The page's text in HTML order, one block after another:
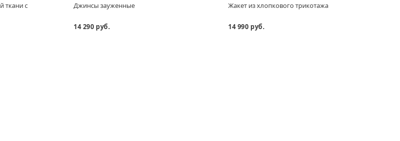
ткани с Джинсы зауженные
14 290 руб.
Жакет из хлопкового трикотажа
14 990 руб.